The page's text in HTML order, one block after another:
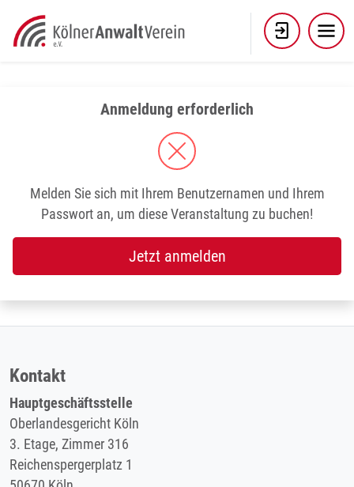
content
Anmeldung erforderlich
Melden Sie sich mit Ihrem Benutzernamen und Ihrem
Passwort an, um diese Veranstaltung zu buchen!
Jetzt anmelden
Kontakt
Hauptgeschäftsstelle
Oberlandesgericht Köln
3. Etage, Zimmer 316
Reichenspergerplatz 1